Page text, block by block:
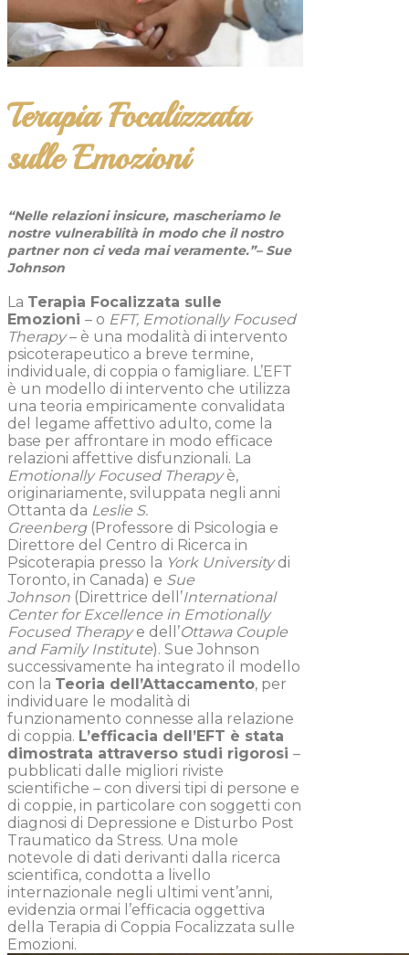
Terapia Focalizzata
sulle Emozioni
“Nelle relazioni insicure, mascheriamo le
nostre vulnerabilità in modo che il nostro
partner non ci veda mai veramente.”– Sue
Johnson
La Terapia Focalizzata sulle
Emozioni – o EFT, Emotionally Focused
Therapy– è una modalità di intervento
psicoterapeutico a breve termine,
individuale, di coppia o famigliare. L’EFT
è un modello di intervento che utilizza
una teoria empiricamente convalidata
del legame affettivo adulto, come la
base per affrontare in modo efficace
relazioni affettive disfunzionali. La
Emotionally Focused Therapyè,
originariamente, sviluppata negli anni
Ottanta da Leslie S.
Greenberg (Professore di Psicologia e
Direttore del Centro di Ricerca in
Psicoterapia presso la York Universitydi
Toronto, in Canada) e Sue
Johnson (Direttrice dell’International
Center for Excellence in Emotionally
Focused Therapye dell’Ottawa Couple
and Family Institute). Sue Johnson
successivamente ha integrato il modello
con la Teoria dell’Attaccamento, per
individuare le modalità di
funzionamento connesse alla relazione
di coppia. L’efficacia dell’EFT è stata
dimostrata attraverso studi rigorosi –
pubblicati dalle migliori riviste
scientifiche – con diversi tipi di persone e
di coppie, in particolare con soggetti con
diagnosi di Depressione e Disturbo Post
Traumatico da Stress. Una mole
notevole di dati derivanti dalla ricerca
scientifica, condotta a livello
internazionale negli ultimi vent’anni,
evidenzia ormai l’efficacia oggettiva
della Terapia di Coppia Focalizzata sulle
Emozioni.